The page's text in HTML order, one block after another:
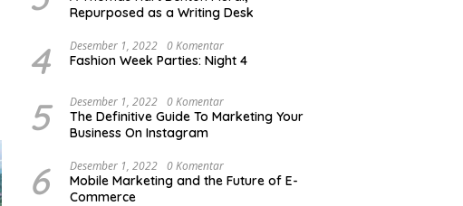
Repurposed as a Writing Desk
4 Desember 1, 2022 0 Komentar
Fashion Week Parties: Night 4
5 Desember 1, 2022 0 Komentar
The Definitive Guide To Marketing Your
Business On Instagram
6 Desember 1, 2022 0 Komentar
Mobile Marketing and the Future of E-
Commerce